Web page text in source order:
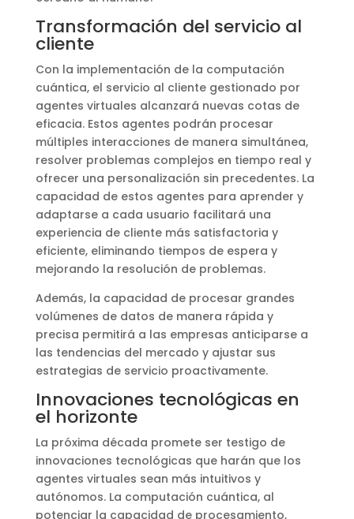
Transformación del servicio al
cliente
Con la implementación de la computación
cuántica, el servicio al cliente gestionado por
agentes virtuales alcanzará nuevas cotas de
eficacia. Estos agentes podrán procesar
múltiples interacciones de manera simultánea,
resolver problemas complejos en tiempo real y
ofrecer una personalización sin precedentes. La
capacidad de estos agentes para aprender y
adaptarse a cada usuario facilitará una
experiencia de cliente más satisfactoria y
eficiente, eliminando tiempos de espera y
mejorando la resolución de problemas.
Además, la capacidad de procesar grandes
volúmenes de datos de manera rápida y
precisa permitirá a las empresas anticiparse a
las tendencias del mercado y ajustar sus
estrategias de servicio proactivamente.
Innovaciones tecnológicas en
el horizonte
La próxima década promete ser testigo de
innovaciones tecnológicas que harán que los
agentes virtuales sean más intuitivos y
autónomos. La computación cuántica, al
potenciar la capacidad de procesamiento,